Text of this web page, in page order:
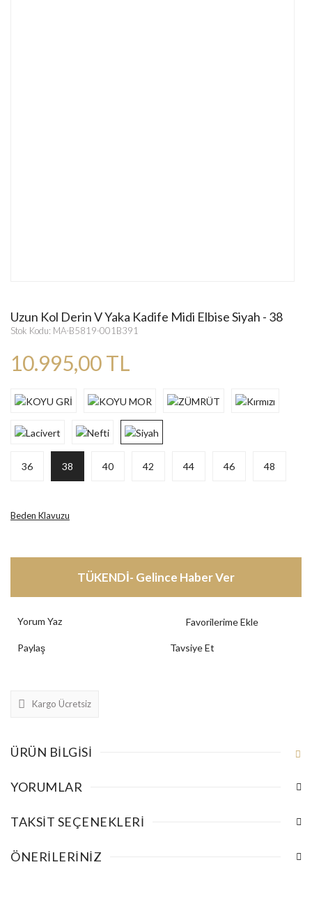
Uzun Kol Derin V Yaka Kadife Midi Elbise Siyah - 38
Stok Kodu: MA-B5819-001B391
10.995,00 TL
36 38 40 42 44 46 48
Beden Klavuzu
TÜKENDİ- Gelince Haber Ver
Yorum Yaz
Paylaş Tavsiye Et
Kargo Ücretsiz
ÜRÜN BILGISI
YORUMLAR
TAKSIT SEÇENEKLERI
ÖNERILERINIZ